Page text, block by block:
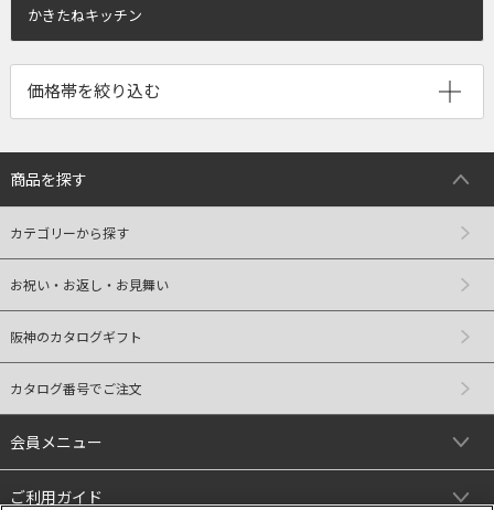
かきたねキッチン
商品を探す
カテゴリーから探す
お祝い・お返し・お見舞い
阪神のカタログギフト
カタログ番号でご注文
会員メニュー
ご利用ガイド